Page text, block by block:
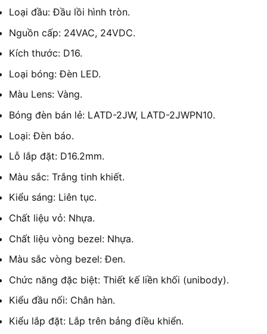
Loại đầu: Đầu lồi hình tròn.
Nguồn cấp: 24VAC, 24VDC.
Kích thước: D16.
Loại bóng: Đèn LED.
Màu Lens: Vàng.
Bóng đèn bán lẻ: LATD-2JW, LATD-2JWPN10.
Loại: Đèn báo.
Lỗ lắp đặt: D16.2mm.
Màu sắc: Trắng tinh khiết.
Kiểu sáng: Liên tục.
Chất liệu vỏ: Nhựa.
Chất liệu vòng bezel: Nhựa.
Màu sắc vòng bezel: Đen.
Chức năng đặc biệt: Thiết kế liền khối (unibody).
Kiểu đầu nối: Chân hàn.
Kiểu lắp đặt: Lắp trên bảng điều khiển.